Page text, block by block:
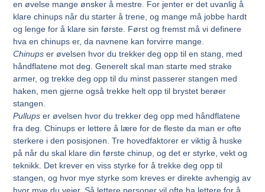
en øvelse mange ønsker å mestre. For jenter er det uvanlig å
klare chinups når du starter å trene, og mange må jobbe hardt
og lenge for å klare sin første. Først og fremst må vi definere
hva en chinups er, da navnene kan forvirre mange.
Chinups er øvelsen hvor du trekker deg opp til en stang, med
håndflatene mot deg. Generelt skal man starte med strake
armer, og trekke deg opp til du minst passerer stangen med
haken, men gjerne også trekke helt opp til brystet berøer
stangen.
Pullups er øvelsen hvor du trekker deg opp med håndflatene
fra deg. Chinups er lettere å lære for de fleste da man er ofte
sterkere i den posisjonen. Tre hovedfaktorer er viktig å huske
på når du skal klare din første chinup, og det er styrke, vekt og
teknikk. Det krever en viss styrke for å trekke deg opp til
stangen, og hvor mye styrke som kreves er direkte avhengig av
hvor mye du veier. Så lettere personer vil ofte ha lettere for å